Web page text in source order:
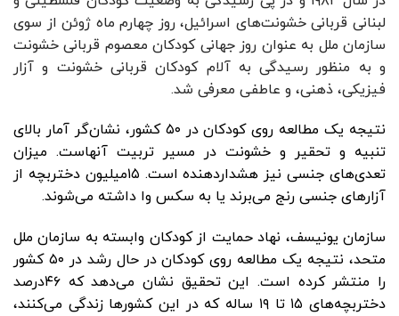
لبنانی قربانی خشونت‌های اسرائیل، روز چهارم ماه ژوئن از سوی
سازمان ملل به عنوان روز جهانی کودکان معصوم قربانی خشونت
و به منظور رسیدگی به آلام کودکان قربانی خشونت و آزار
فیزیکی، ذهنی، و عاطفی معرفی شد.
نتیجه یک مطالعه روی کودکان در ۵۰ کشور، نشان‌گر ‌آمار بالای
تنبیه و تحقیر و خشونت در مسیر تربیت آنهاست. میزان
تعدی‌های جنسی نیز هشداردهنده است. ۱۵میلیون دختربچه از
آزارهای جنسی رنج می‌برند یا به سکس وا داشته می‌شوند.
سازمان یونیسف، نهاد حمایت از کودکان وابسته به سازمان ملل
متحد، نتیجه یک مطالعه روی کودکان در حال رشد در ۵۰ کشور
را منتشر کرده است. این تحقیق نشان می‌دهد که ۴۶درصد
دختربچه‌های ۱۵ تا ۱۹ ساله که در این کشورها زندگی می‌کنند،